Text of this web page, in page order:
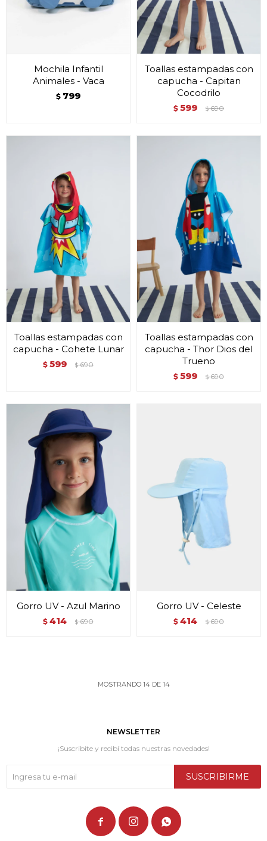
Mochila Infantil
Animales - Vaca
$ 799
Toallas estampadas con
capucha - Capitan
Cocodrilo
$ 599 $ 690
Toallas estampadas con
capucha - Cohete Lunar
$ 599 $ 690
Toallas estampadas con
capucha - Thor Dios del
Trueno
$ 599 $ 690
Gorro UV - Azul Marino
$ 414 $ 690
Gorro UV - Celeste
$ 414 $ 690
MOSTRANDO 14DE 14
NEWSLETTER
¡Suscribite y recibí todas nuestras novedades!
SUSCRIBIRME
  